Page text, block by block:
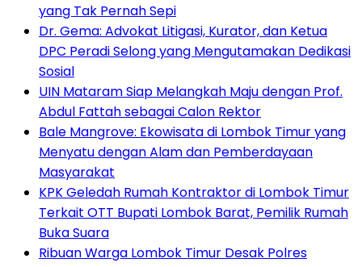
yang Tak Pernah Sepi
Dr. Gema: Advokat Litigasi, Kurator, dan Ketua
DPC Peradi Selong yang Mengutamakan Dedikasi
Sosial
UIN Mataram Siap Melangkah Maju dengan Prof.
Abdul Fattah sebagai Calon Rektor
Bale Mangrove: Ekowisata di Lombok Timur yang
Menyatu dengan Alam dan Pemberdayaan
Masyarakat
KPK Geledah Rumah Kontraktor di Lombok Timur
Terkait OTT Bupati Lombok Barat, Pemilik Rumah
Buka Suara
Ribuan Warga Lombok Timur Desak Polres